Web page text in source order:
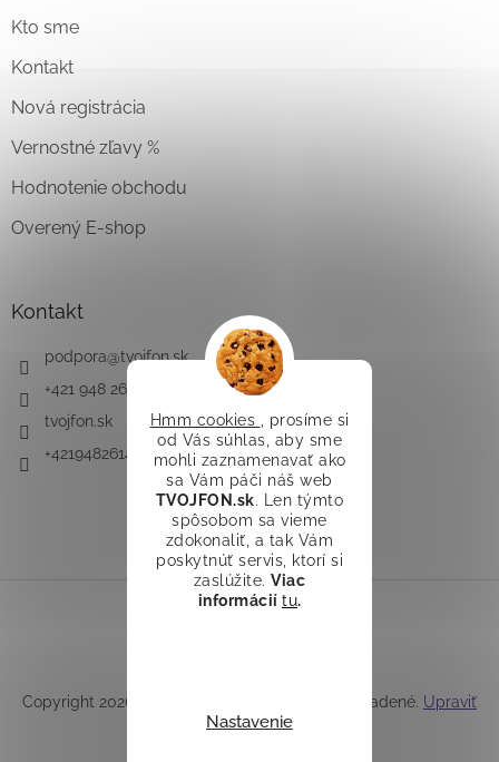
Hmm cookies
, prosíme si
od Vás súhlas, aby sme
mohli zaznamenavať ako
sa Vám páči náš web
TVOJFON.sk. Len týmto
spôsobom sa vieme
zdokonaliť, a tak Vám
poskytnúť servis, ktorí si
zaslúžite.Viac
informácií tu.
Nastavenie
Kto sme
Kontakt
Nová registrácia
Vernostné zľavy %
Hodnotenie obchodu
Overený E-shop
Kontakt
podpora@tvojfon.sk
+421 948 261 491
tvojfon.sk
+421948261491
Copyright 2026 . Všetky práva vyhradené. Upraviť
nastavenie cookies